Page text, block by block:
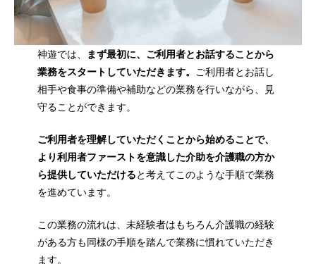
神遊では、
まず最初に、ご利用者とお話することから
業務をスタートしていただきます。 ご利用者とお話し
相手や食事の準備や補助などの業務を行いながら、見
守ることができます。
ご利用者を理解していただくことから始めることで、
より利用者ファーストを意識した介助を介護職の方か
ら提供していただけると考えてこのような手順で業務
を進めています。
この業務の流れは、未経験者はもちろん介護職の経験
がある方も同様の手順を踏んで業務に慣れていただき
ます。